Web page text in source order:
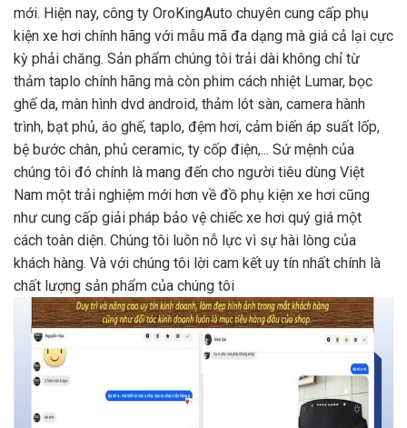
mới. Hiện nay, công ty OroKingAuto chuyên cung cấp phụ
kiện xe hơi chính hãng với mẫu mã đa dạng mà giá cả lại cực
kỳ phải chăng. Sản phẩm chúng tôi trải dài không chỉ từ
thảm taplo chính hãng mà còn phim cách nhiệt Lumar, bọc
ghế da, màn hình dvd android, thảm lót sàn, camera hành
trình, bạt phủ, áo ghế, taplo, đệm hơi, cảm biến áp suất lốp,
bệ bước chân, phủ ceramic, ty cốp điện,... Sứ mệnh của
chúng tôi đó chính là mang đến cho người tiêu dùng Việt
Nam một trải nghiệm mới hơn về đồ phụ kiện xe hơi cũng
như cung cấp giải pháp bảo vệ chiếc xe hơi quý giá một
cách toàn diện. Chúng tôi luôn nỗ lực vì sự hài lòng của
khách hàng. Và với chúng tôi lời cam kết uy tín nhất chính là
chất lượng sản phẩm của chúng tôi